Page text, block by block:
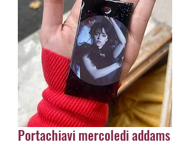
Portachiavi mercoledi addams